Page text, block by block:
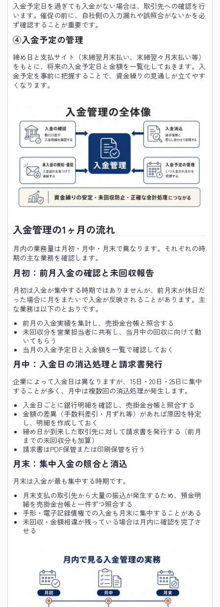
入金予定日を過ぎても入金がない場合は、取引先への確認を行
います。催促の前に、自社側の入力漏れや誤照合がないかを必
ず確認することが重要です。
④入金予定の管理
締め日と支払サイト（末締翌月末払い、末締翌々月末払い等）
をもとに、将来の入金予定日と金額を一覧化しておきます。入
金予定を事前に把握することで、資金繰りの見通しが立てやす
くなります。
入金管理の1ヶ月の流れ
月内の業務量は月初・月中・月末で異なります。それぞれの時
期の主な業務を確認します。
月初：前月入金の確認と未回収報告
月初は入金が集中する時期ではありませんが、前月末が休日だ
った場合に月をまたいで入金が反映されることがあります。主
な業務は以下のとおりです。
前月の入金実績を集計し、売掛金台帳と照合する
未回収分を営業担当者に共有し、当月中の回収に向けて動
いてもらう
当月の入金予定日と入金額を一覧で確認しておく
月中：入金日の消込処理と請求書発行
企業によって入金日は異なりますが、15日・20日・25日に集中
することが多く、月中は複数回の消込処理が発生します。
入金日ごとに銀行明細を確認し、売掛金台帳と照合する
金額の差異（手数料差引・月ずれ等）があれば原因を特定
し、明細を作成しておく
締め日が到来した取引先に対して請求書を発行する（前月
までの未回収分も加算）
請求書はPDF保管または印刷保管を行う
月末：集中入金の照合と消込
月末は入金が最も集中する時期です。
月末支払の取引先から大量の振込が発生するため、預金明
細を売掛金台帳と一件ずつ照合する
手形・電子記録債権での入金も月末に集中することがある
未回収・金額相違が残っている場合は月内に確認を完了さ
せる